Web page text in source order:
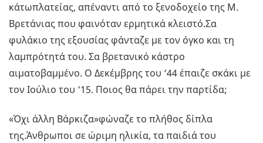
κάτωπλατείας, απέναντι από το ξενοδοχείο της Μ.
Βρετάνιας που φαινόταν ερμητικά κλειστό.Σα
φυλάκιο της εξουσίας φάνταζε με τον όγκο και τη
λαμπρότητά του. Σα βρετανικό κάστρο
αιματοβαμμένο. Ο Δεκέμβρης του ‘44 έπαιζε σκάκι με
τον Ιούλιο του ‘15. Ποιος θα πάρει την παρτίδα;
«Όχι άλλη Βάρκιζα»φώναζε το πλήθος δίπλα
της.Άνθρωποι σε ώριμη ηλικία, τα παιδιά του